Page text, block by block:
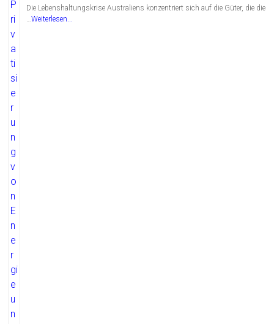
Die Lebenshaltungskrise Australiens konzentriert sich auf die Güter, die die
…Weiterlesen...